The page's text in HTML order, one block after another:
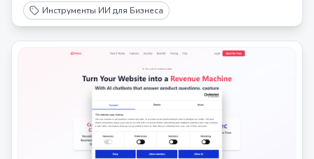
Инструменты ИИ для Бизнеса